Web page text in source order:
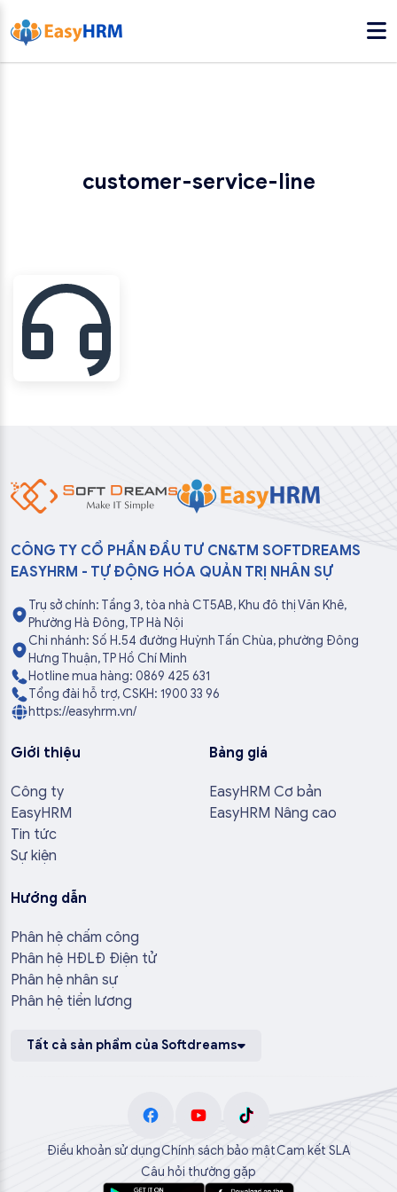
customer-service-line
CÔNG TY CỔ PHẦN ĐẦU TƯ CN&TM SOFTDREAMS
EASYHRM - TỰ ĐỘNG HÓA QUẢN TRỊ NHÂN SỰ
Trụ sở chính: Tầng 3, tòa nhà CT5AB, Khu đô thị Văn Khê,
Phường Hà Đông, TP Hà Nội
Chi nhánh: Số H.54 đường Huỳnh Tấn Chùa, phường Đông
Hưng Thuận, TP Hồ Chí Minh
Hotline mua hàng: 0869 425 631
Tổng đài hỗ trợ, CSKH: 1900 33 96
https://easyhrm.vn/
Giới thiệu
Công ty
EasyHRM
Tin tức
Sự kiện
Bảng giá
EasyHRM Cơ bản
EasyHRM Nâng cao
Hướng dẫn
Phân hệ chấm công
Phân hệ HĐLĐ Điện tử
Phân hệ nhân sự
Phân hệ tiền lương
Tất cả sản phẩm của Softdreams
Điều khoản sử dụngChính sách bảo mậtCam kết SLA
Câu hỏi thường gặp